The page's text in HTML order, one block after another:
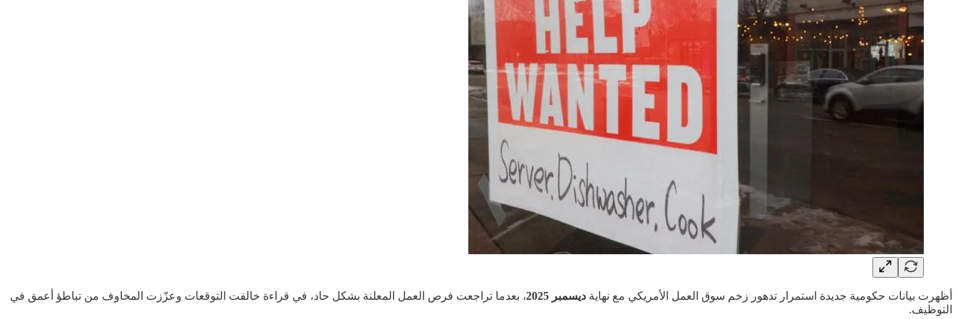
أظهرت بيانات حكومية جديدة استمرار تدهور زخم سوق العمل الأمريكي مع نهاية ديسمبر 2025
، بعدما تراجعت فرص العمل المعلنة بشكل حاد، في قراءة خالفت التوقعات وعزّزت المخاوف من تباطؤ أعمق في
التوظيف.